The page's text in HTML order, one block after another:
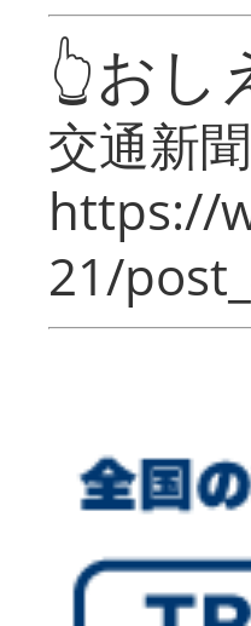
👆お
交通新
https://
21/